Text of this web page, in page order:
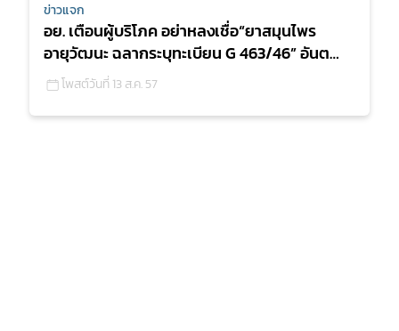
ข่าวแจก
อย. เตือนผู้บริโภค อย่าหลงเชื่อ“ยาสมุนไพร
อายุวัฒนะ ฉลากระบุทะเบียน G 463/46” อันต
รายพบสเตียรอยด์ปนเป
โพสต์วันที่ 13 ส.ค. 57